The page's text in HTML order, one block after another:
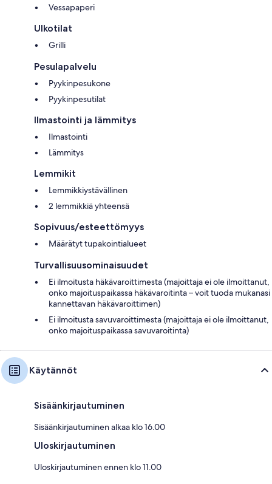
Vessapaperi
Ulkotilat
Grilli
Pesulapalvelu
Pyykinpesukone
Pyykinpesutilat
Ilmastointi ja lämmitys
Ilmastointi
Lämmitys
Lemmikit
Lemmikkiystävällinen
2 lemmikkiä yhteensä
Sopivuus/esteettömyys
Määrätyt tupakointialueet
Turvallisuusominaisuudet
Ei ilmoitusta häkävaroittimesta (majoittaja ei ole ilmoittanut,
onko majoituspaikassa häkävaroitinta – voit tuoda mukanasi
kannettavan häkävaroittimen)
Ei ilmoitusta savuvaroittimesta (majoittaja ei ole ilmoittanut,
onko majoituspaikassa savuvaroitinta)
Käytännöt
Sisäänkirjautuminen
Sisäänkirjautuminen alkaa klo 16.00
Uloskirjautuminen
Uloskirjautuminen ennen klo 11.00